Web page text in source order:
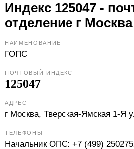
Индекс 125047 -
отделение г Москва
НАИМЕНОВАНИЕ
ГОПС
ПОЧТОВЫЙ ИНДЕКС
125047
АДРЕС
г Москва, Тверская-Ямская 1-Я
ТЕЛЕФОНЫ
Начальник ОПС: +7 (499)